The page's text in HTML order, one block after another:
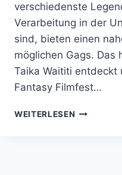
verschiedenste
Verarbeitung in der
sind, bieten einen
möglichen Gags. Das
Taika Waititi entdeckt
Fantasy Filmfest…
WEITERLESEN SERIEN-